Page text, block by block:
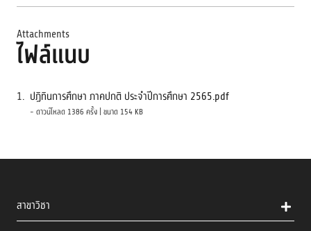
Attachments
ไฟล์แนบ
1. ปฏิทินการศึกษา ภาคปกติ ประจำปีการศึกษา 2565.pdf
- ดาวน์โหลด 1386 ครั้ง | ขนาด 154 KB
สาขาวิชา